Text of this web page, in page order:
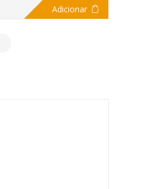
Adicionar